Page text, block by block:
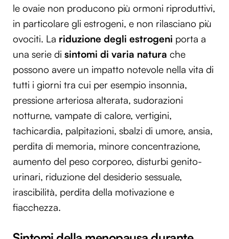
le ovaie non producono più ormoni riproduttivi,
in particolare gli estrogeni, e non rilasciano più
ovociti. La riduzione degli estrogeni porta a
una serie di sintomi di varia natura che
possono avere un impatto notevole nella vita di
tutti i giorni tra cui per esempio insonnia,
pressione arteriosa alterata, sudorazioni
notturne, vampate di calore, vertigini,
tachicardia, palpitazioni, sbalzi di umore, ansia,
perdita di memoria, minore concentrazione,
aumento del peso corporeo, disturbi genito-
urinari, riduzione del desiderio sessuale,
irascibilità, perdita della motivazione e
fiacchezza.